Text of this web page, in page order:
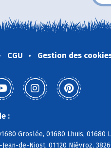
CGU Gestion des
:
Groslée, 01680 Lhuis, 01680
de-Niost, 01120 Niévroz,